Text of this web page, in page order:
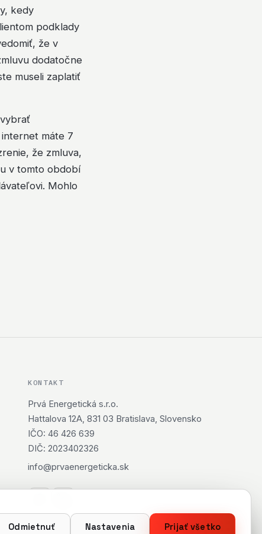
kedy
podklady
že v
dodatočne
museli zaplatiť
máte 7
že zmluva,
v tomto období
Mohlo
KONTAKT
Prvá Energetická s.r.o.
Hattalova 12A, 831 03 Bratislava, Slovensko
IČO: 46 426 639
DIČ: 2023402326
info@prvaenergeticka.sk
Odmietnuť Nastavenia Prijať všetko